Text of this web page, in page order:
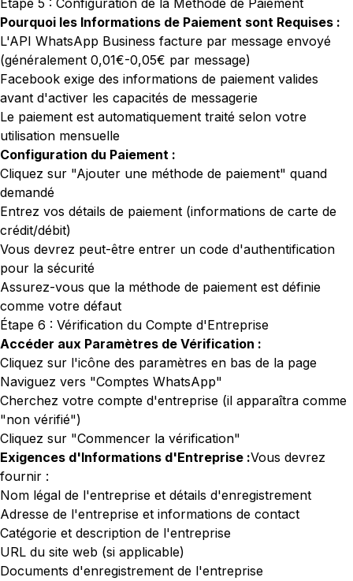
Étape 5 : Configuration de la Méthode de Paiement
Pourquoi les Informations de Paiement sont Requises :
L'API WhatsApp Business facture par message envoyé
(généralement 0,01€-0,05€ par message)
Facebook exige des informations de paiement valides
avant d'activer les capacités de messagerie
Le paiement est automatiquement traité selon votre
utilisation mensuelle
Configuration du Paiement :
Cliquez sur "Ajouter une méthode de paiement" quand
demandé
Entrez vos détails de paiement (informations de carte de
crédit/débit)
Vous devrez peut-être entrer un code d'authentification
pour la sécurité
Assurez-vous que la méthode de paiement est définie
comme votre défaut
Étape 6 : Vérification du Compte d'Entreprise
Accéder aux Paramètres de Vérification :
Cliquez sur l'icône des paramètres en bas de la page
Naviguez vers "Comptes WhatsApp"
Cherchez votre compte d'entreprise (il apparaîtra comme
"non vérifié")
Cliquez sur "Commencer la vérification"
Exigences d'Informations d'Entreprise :Vous devrez
fournir :
Nom légal de l'entreprise et détails d'enregistrement
Adresse de l'entreprise et informations de contact
Catégorie et description de l'entreprise
URL du site web (si applicable)
Documents d'enregistrement de l'entreprise